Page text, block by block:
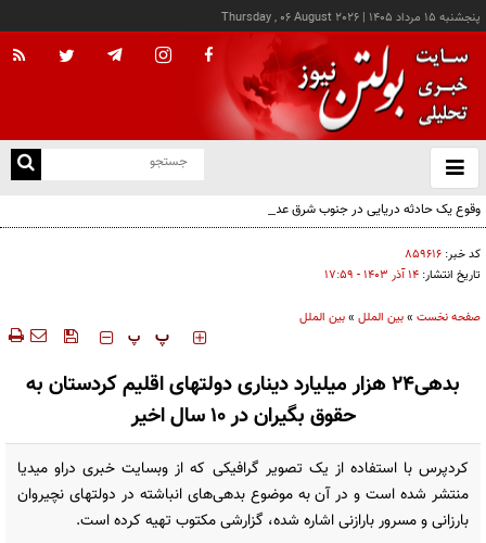
پنجشنبه ۱۵ مرداد ۱۴۰۵ |
Thursday , 06 August 2026
باز
و
وقوع یک حادثه دریایی در جنوب شرق عدن
کد خبر: ۸۵۹۶۱۶
تاریخ انتشار: ۱۴ آذر ۱۴۰۳ - ۱۷:۵۹
صفحه نخست »بین الملل »بین الملل
‍‍‍ پ پ
بدهی‌۲۴ هزار میلیارد دیناری دولتهای اقلیم کردستان به
حقوق بگیران در ۱۰ سال اخیر
کردپرس با استفاده از یک تصویر گرافیکی که از وبسایت خبری دراو میدیا
منتشر شده است و در آن به موضوع بدهی‌های انباشته در دولتهای نچیروان
بارزانی و مسرور بارازنی اشاره شده، گزارشی مکتوب تهیه کرده است.